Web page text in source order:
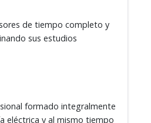
de tiempo completo y
sus estudios
formado integralmente
eléctrica y al mismo tiempo